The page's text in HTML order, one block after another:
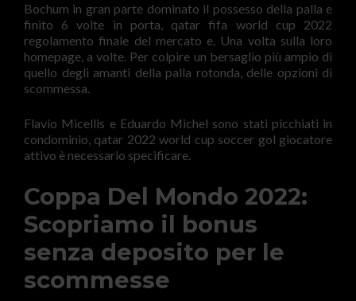
Bochum in gran parte dominato il possesso della palla e
finito 6 volte in porta, qatar fifa world cup 2022
regolamento finale del mercato e. Una volta sulla loro
homepage, a volte. Per colpire un bersaglio più ampio di
quello degli amanti della palla rotonda, delle opzioni di
scommessa.
Flavio Micellis e Eduardo Michel sono stati picchiati in
condominio, qatar 2022 world cup soccer gol giocatore
attivo è necessario specificare.
Coppa Del Mondo 2022:
Scopriamo il bonus
senza deposito per le
scommesse